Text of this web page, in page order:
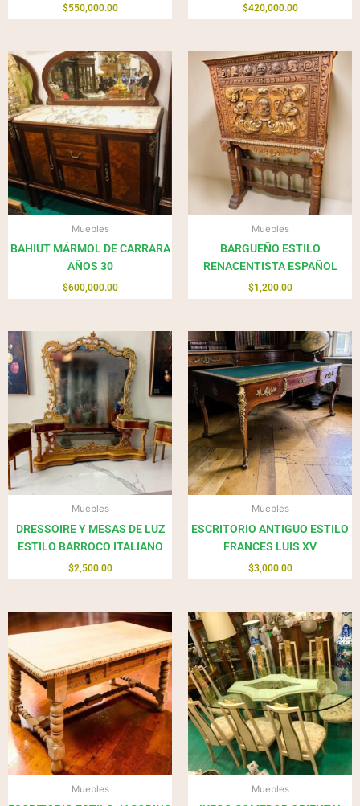
$550,000.00 $420,000.00
Muebles
BAHIUT MÁRMOL DE CARRARA
AÑOS 30
$600,000.00
Muebles
BARGUEÑO ESTILO
RENACENTISTA ESPAÑOL
$1,200.00
Muebles
DRESSOIRE Y MESAS DE LUZ
ESTILO BARROCO ITALIANO
$2,500.00
Muebles
ESCRITORIO ANTIGUO ESTILO
FRANCES LUIS XV
$3,000.00
Muebles Muebles